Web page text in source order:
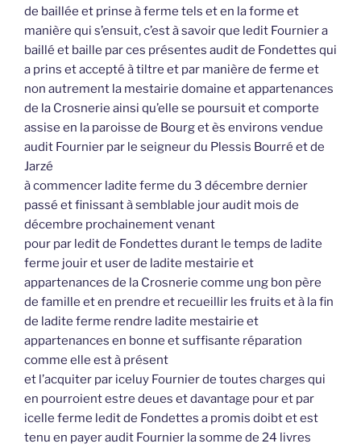
de baillée et prinse à ferme tels et en la forme et
manière qui s’ensuit, c’est à savoir que ledit Fournier a
baillé et baille par ces présentes audit de Fondettes qui
a prins et accepté à tiltre et par manière de ferme et
non autrement la mestairie domaine et appartenances
de la Crosnerie ainsi qu’elle se poursuit et comporte
assise en la paroisse de Bourg et ès environs vendue
audit Fournier par le seigneur du Plessis Bourré et de
Jarzé
à commencer ladite ferme du 3 décembre dernier
passé et finissant à semblable jour audit mois de
décembre prochainement venant
pour par ledit de Fondettes durant le temps de ladite
ferme jouir et user de ladite mestairie et
appartenances de la Crosnerie comme ung bon père
de famille et en prendre et recueillir les fruits et à la fin
de ladite ferme rendre ladite mestairie et
appartenances en bonne et suffisante réparation
comme elle est à présent
et l’acquiter par iceluy Fournier de toutes charges qui
en pourroient estre deues et davantage pour et par
icelle ferme ledit de Fondettes a promis doibt et est
tenu en payer audit Fournier la somme de 24 livres